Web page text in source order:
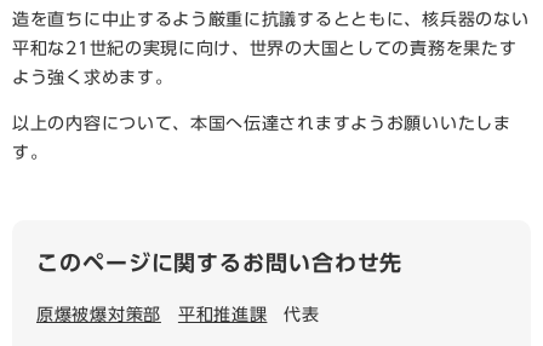
造を直ちに中止するよう厳重に抗議するとともに、核兵器のない
平和な21世紀の実現に向け、世界の大国としての責務を果たす
よう強く求めます。
以上の内容について、本国へ伝達されますようお願いいたしま
す。
このページに関するお問い合わせ先
原爆被爆対策部 平和推進課 代表